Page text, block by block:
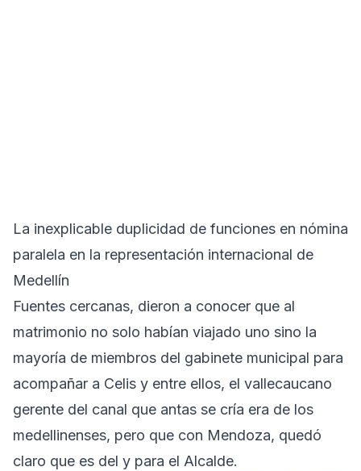
La inexplicable duplicidad de funciones en nómina
paralela en la representación internacional de
Medellín
Fuentes cercanas, dieron a conocer que al
matrimonio no solo habían viajado uno sino la
mayoría de miembros del gabinete municipal para
acompañar a Celis y entre ellos, el vallecaucano
gerente del canal que antas se cría era de los
medellinenses, pero que con Mendoza, quedó
claro que es del y para el Alcalde.